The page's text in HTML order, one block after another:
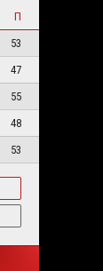
П
53
47
55
48
53